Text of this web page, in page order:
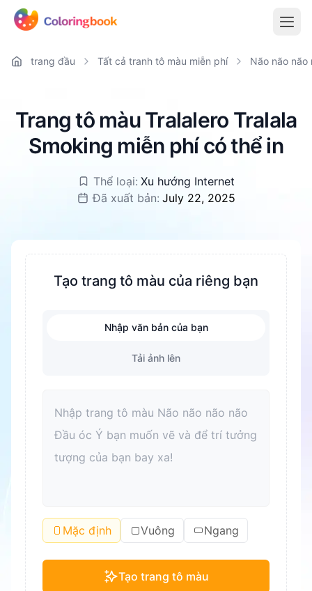
trang đầu Tất cả tranh tô màu miễn phí Não não não
Trang tô màu Tralalero Tralala
Smoking miễn phí có thể in
Thể loại: Xu hướng Internet
Đã xuất bản: July 22, 2025
Tạo trang tô màu của riêng bạn
Nhập văn bản của bạn
Tải ảnh lên
Mặc định Vuông Ngang
Tạo trang tô màu